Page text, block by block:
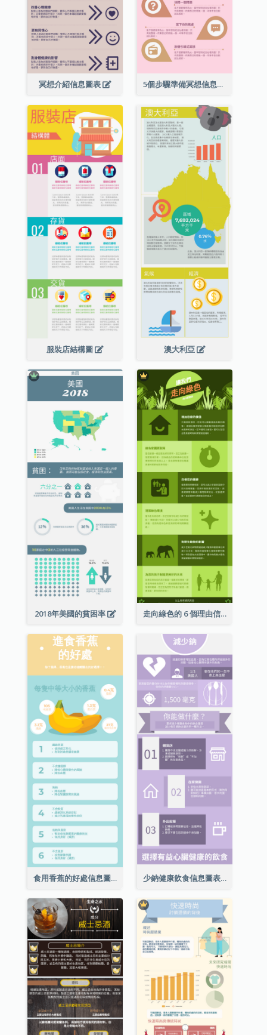
冥想介紹信息圖表 5個步驟準備冥想信息圖表
服裝店結構圖 澳大利亞
2018年美國的貧困率 走向綠色的 6 個理由信息圖表
食用香蕉的好處信息圖表 少鈉健康飲食信息圖表